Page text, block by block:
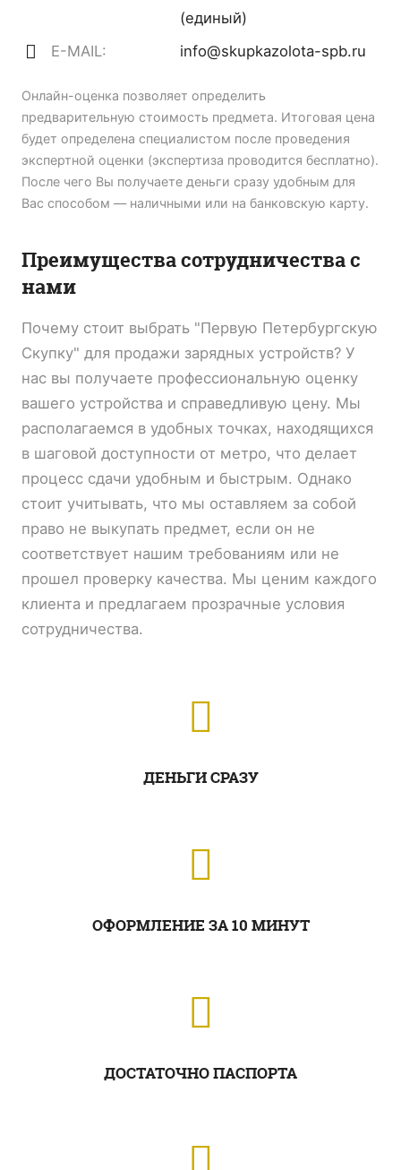
(единый)
E-MAIL:
info@skupkazolota-spb.ru
Онлайн-оценка позволяет определить
предварительную стоимость предмета. Итоговая цена
будет определена специалистом после проведения
экспертной оценки (экспертиза проводится бесплатно).
После чего Вы получаете деньги сразу удобным для
Вас способом — наличными или на банковскую карту.
Преимущества сотрудничества с
нами
Почему стоит выбрать "Первую Петербургскую
Скупку" для продажи зарядных устройств? У
нас вы получаете профессиональную оценку
вашего устройства и справедливую цену. Мы
располагаемся в удобных точках, находящихся
в шаговой доступности от метро, что делает
процесс сдачи удобным и быстрым. Однако
стоит учитывать, что мы оставляем за собой
право не выкупать предмет, если он не
соответствует нашим требованиям или не
прошел проверку качества. Мы ценим каждого
клиента и предлагаем прозрачные условия
сотрудничества.
ДЕНЬГИ СРАЗУ
ОФОРМЛЕНИЕ ЗА 10 МИНУТ
ДОСТАТОЧНО ПАСПОРТА